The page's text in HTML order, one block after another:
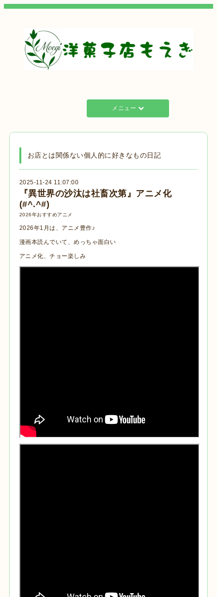
メニュー
お店とは関係ない個人的に好きなもの日記
2025-11-24 11:07:00
『異世界の沙汰は社畜次第』アニメ化
(#^.^#)
2026年おすすめアニメ
2026年1月は、アニメ豊作♪
漫画本読んでいて、めっちゃ面白い
アニメ化、チョー楽しみ